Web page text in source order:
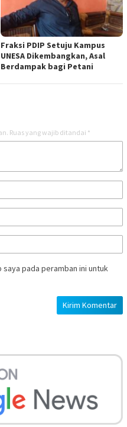
Fraksi PDIP Setuju Kampus
UNESA Dikembangkan, Asal
Berdampak bagi Petani
Ruas yang wajib ditandai *
pada peramban ini untuk